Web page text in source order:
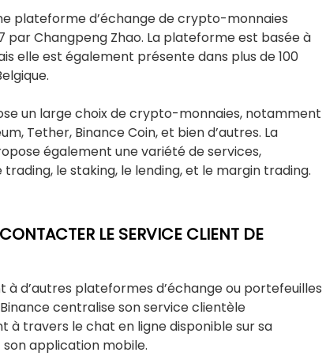
plateforme d’échange de crypto-monnaies
par Changpeng Zhao. La plateforme est basée à
elle est également présente dans plus de 100
un large choix de crypto-monnaies, notamment
Tether, Binance Coin, et bien d’autres. La
également une variété de services,
le staking, le lending, et le margin trading.
LE SERVICE CLIENT DE
à d’autres plateformes d’échange ou portefeuilles
centralise son service clientèle
à travers le chat en ligne disponible sur sa
application mobile.